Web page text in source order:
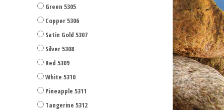
Green 5305
Copper 5306
Satin Gold 5307
Silver 5308
Red 5309
White 5310
Pineapple 5311
Tangerine 5312